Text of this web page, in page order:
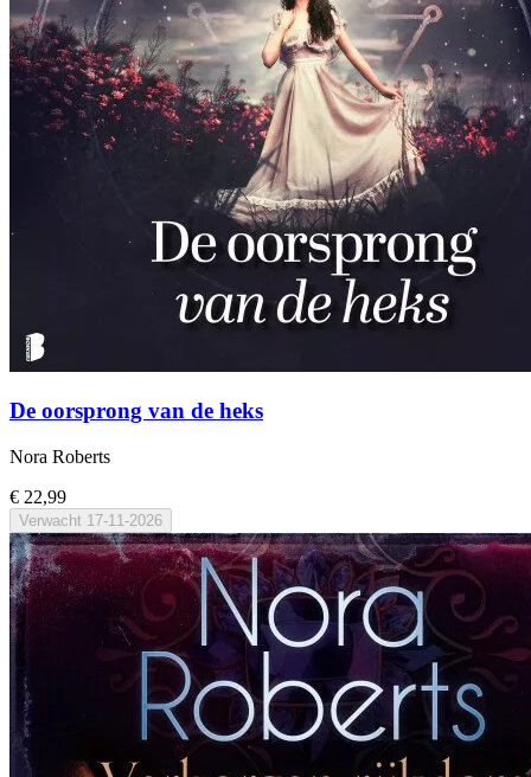
De oorsprong van de heks
Nora Roberts
€ 22,99
Verwacht 17-11-2026